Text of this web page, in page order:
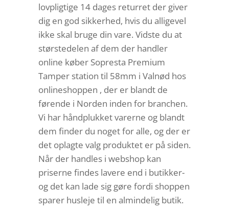
lovpligtige 14 dages returret der giver
dig en god sikkerhed, hvis du alligevel
ikke skal bruge din vare. Vidste du at
størstedelen af dem der handler
online køber Sopresta Premium
Tamper station til 58mm i Valnød hos
onlineshoppen , der er blandt de
førende i Norden inden for branchen.
Vi har håndplukket varerne og blandt
dem finder du noget for alle, og der er
det oplagte valg produktet er på siden.
Når der handles i webshop kan
priserne findes lavere end i butikker-
og det kan lade sig gøre fordi shoppen
sparer husleje til en almindelig butik.